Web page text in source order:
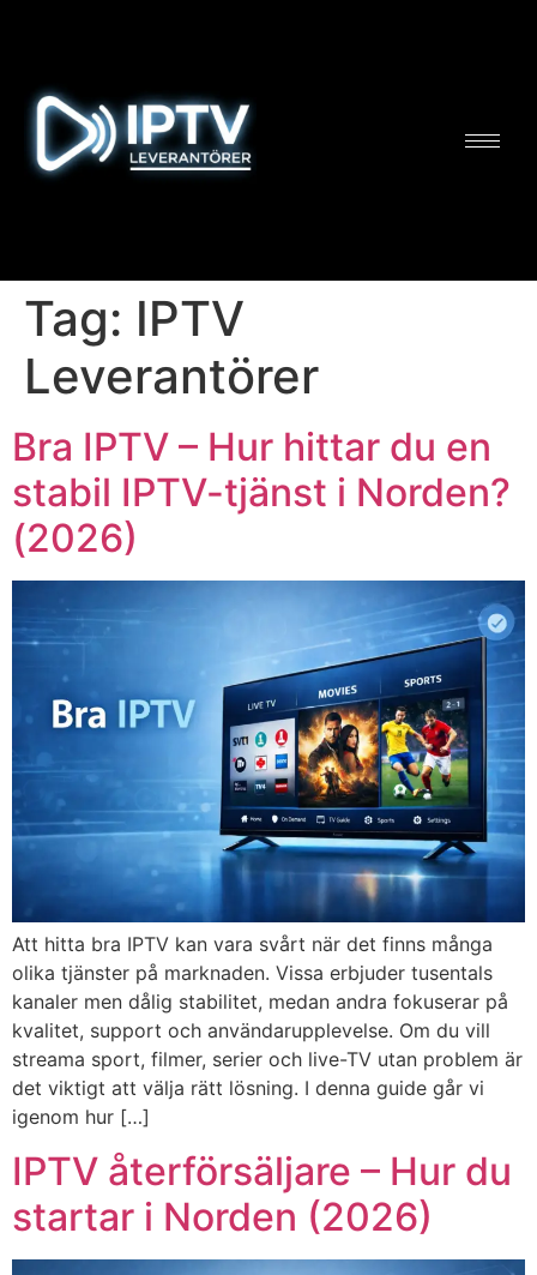
Tag: IPTV
Leverantörer
Bra IPTV – Hur hittar du en
stabil IPTV-tjänst i Norden?
(2026)
Att hitta bra IPTV kan vara svårt när det finns många
olika tjänster på marknaden. Vissa erbjuder tusentals
kanaler men dålig stabilitet, medan andra fokuserar på
kvalitet, support och användarupplevelse. Om du vill
streama sport, filmer, serier och live-TV utan problem är
det viktigt att välja rätt lösning. I denna guide går vi
igenom hur […]
IPTV återförsäljare – Hur du
startar i Norden (2026)